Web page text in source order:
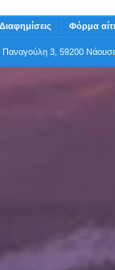
Διαφημίσεις Φόρμα
Παναγούλη 3, 59200